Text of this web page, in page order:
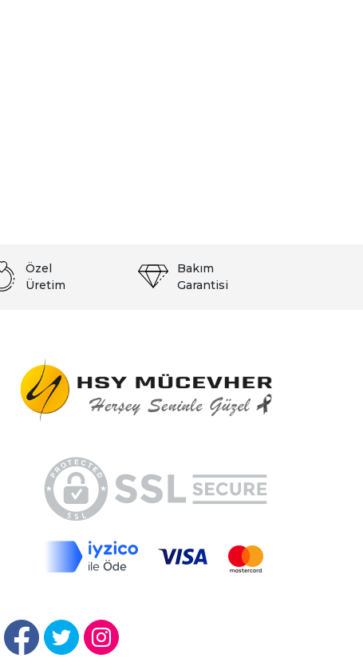
Özel
Üretim
Bakım
Garantisi